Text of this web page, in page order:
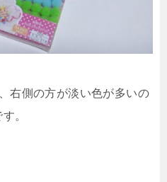
右側の方が淡い色が多いの
。